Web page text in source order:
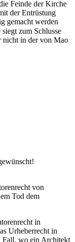
Feinde der Kirche
der Entrüstung
gemacht werden
zum Schlusse
nicht in der von Mao
von
Tod dem
in
Urheberrecht in
Fall, wo ein Architekt